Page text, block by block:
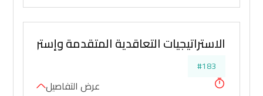
الاستراتيجيات التعاقدية المتقدمة
#183
عرض التفاصيل